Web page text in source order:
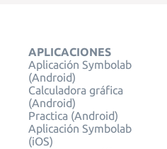
APLICACIONES
Aplicación Symbolab
(Android)
Calculadora gráfica
(Android)
Practica (Android)
Aplicación Symbolab
(iOS)